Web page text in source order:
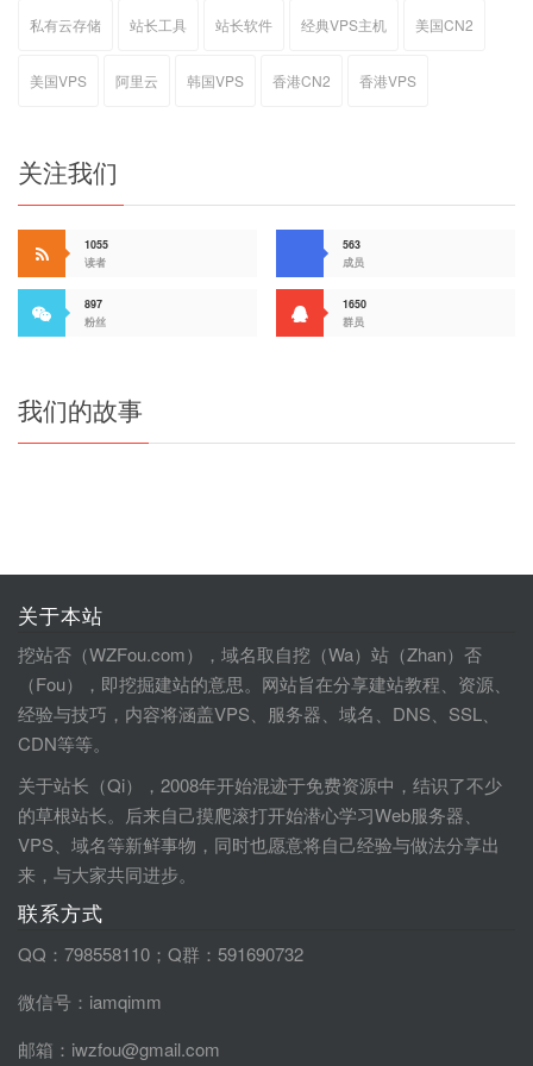
私有云存储 站长工具 站长软件 经典VPS主机 美国CN2
美国VPS 阿里云 韩国VPS 香港CN2 香港VPS
关注我们
1055
读者
563
成员
897
粉丝
1650
群员
我们的故事
关于本站
挖站否（WZFou.com），域名取自挖（Wa）站（Zhan）否
（Fou），即挖掘建站的意思。网站旨在分享建站教程、资源、
经验与技巧，内容将涵盖VPS、服务器、域名、DNS、SSL、
CDN等等。
关于站长（Qi），2008年开始混迹于免费资源中，结识了不少
的草根站长。后来自己摸爬滚打开始潜心学习Web服务器、
VPS、域名等新鲜事物，同时也愿意将自己经验与做法分享出
来，与大家共同进步。
联系方式
QQ：798558110；Q群：591690732
微信号：iamqimm
邮箱：iwzfou@gmail.com